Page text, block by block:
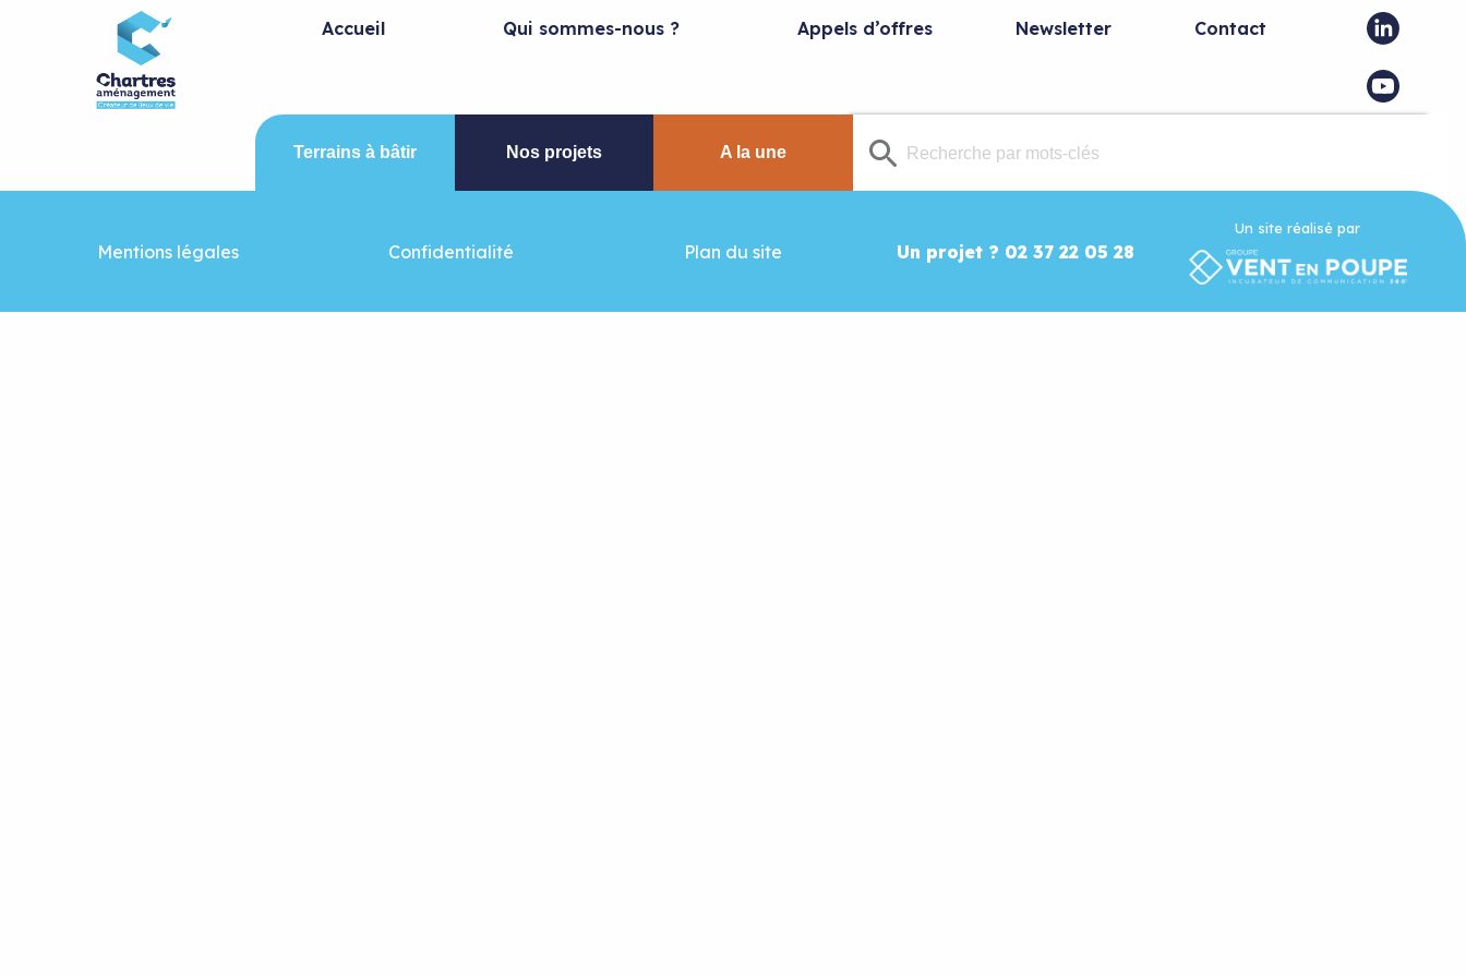
Accueil Qui sommes-nous ? Appels d’offres Newsletter Contact
Terrains à bâtir Nos projets A la une
Mentions légales Confidentialité Plan du site Un projet ? 02 37 22 05 28
Un site réalisé par
Panneau de gestion des cookies